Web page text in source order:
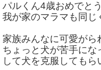
パルくん4歳おめでと
我が家のマラマも同
家族みんなに可愛が
ちょっと犬が苦手に
して犬を克服してもら